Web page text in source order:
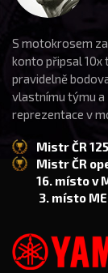
S motokrosem
konto připsal 10x
pravidelně
vlastnímu týmu a
reprezentace v
Mistr ČR
Mistr ČR
16. místo v
3. místo